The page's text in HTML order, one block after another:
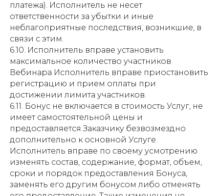
платежа). Исполнитель не несет
ответственности за убытки и иные
неблагоприятные последствия, возникшие, в
связи с этим.
6.10. Исполнитель вправе установить
максимальное количество участников
Вебинара Исполнитель вправе приостановить
регистрацию и прием оплаты при
достижении лимита участников.
6.11. Бонус не включается в стоимость Услуг, не
имеет самостоятельной цены и
предоставляется Заказчику безвозмездно
дополнительно к основной Услуге.
Исполнитель вправе по своему усмотрению
изменять состав, содержание, формат, объем,
сроки и порядок предоставления Бонуса,
заменять его другим бонусом либо отменять